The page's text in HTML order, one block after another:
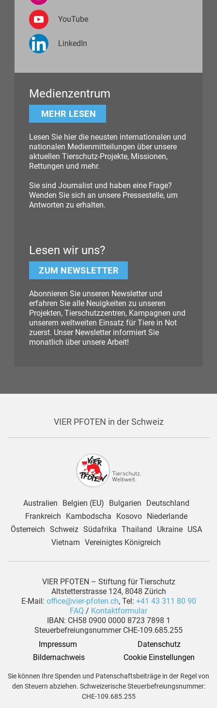
YouTube
LinkedIn
Medienzentrum
MEHR LESEN
Lesen Sie hier die neusten internationalen und
nationalen Medienmitteilungen über unsere
aktuellen Tierschutz-Projekte, Missionen,
Rettungen und mehr.
Sie sind Journalist und haben eine Frage?
Wenden Sie sich an unsere Pressestelle, um
Antworten zu erhalten.
Lesen wir uns?
ZUM NEWSLETTER
Abonnieren Sie unseren Newsletter und
erfahren Sie alle Neuigkeiten zu unseren
Projekten, Tierschutzzentren, Kampagnen und
unserem weltweiten Einsatz für Tiere in Not
zuerst. Unser Newsletter informiert Sie
monatlich über unsere Arbeit!
VIER PFOTEN in der Schweiz
Australien Belgien (EU) Bulgarien
Deutschland
Frankreich
Kambodscha Kosovo
Niederlande
Österreich Schweiz Südafrika Thailand Ukraine
USA
Vietnam Vereinigtes Königreich
VIER PFOTEN – Stiftung für Tierschutz
Altstetterstrasse 124, 8048 Zürich
E-Mail: office@vier-pfoten.ch, Tel: +41 43 311 80 90
FAQ / Kontaktformular
IBAN: CH58 0900 0000 8723 7898 1
Steuerbefreiungsnummer CHE-109.685.255
Impressum
Datenschutz
Bildernachweis
Cookie Einstellungen
Sie können Ihre Spenden und Patenschaftsbeiträge in der Regel von
den Steuern abziehen. Schweizerische Steuerbefreiungsnummer:
CHE-109.685.255